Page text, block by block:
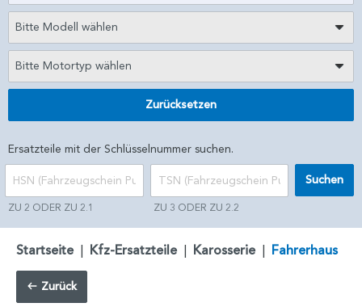
Bitte Modell wählen
Bitte Motortyp wählen
Zurücksetzen
Ersatzteile mit der Schlüsselnummer suchen.
ZU 2 ODER ZU 2.1 ZU 3 ODER ZU 2.2
Suchen
Startseite | Kfz-Ersatzteile | Karosserie | Fahrerhaus
Zurück